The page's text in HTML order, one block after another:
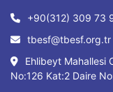
+90(312) 309 73
tbesf@tbesf.org.tr
Ehlibeyt Mahallesi
No:126 Kat:2 Daire